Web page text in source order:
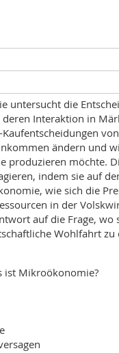
untersucht die
Interaktion in
ändern und
produzieren möchte.
indem sie auf
wie sich die
in der
auf die Frage,
Wohlfahrt zu
ist Mikroökonomie?